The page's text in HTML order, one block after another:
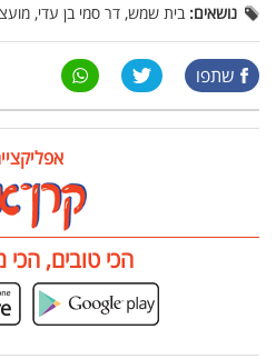
נושאים: בית שמש, דר סמי בן עדי,
שתפו
הכי טובים, הכי